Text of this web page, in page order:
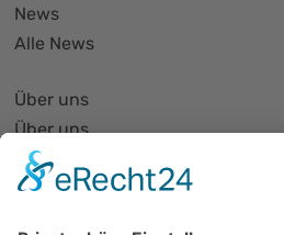
News
Alle News
Über uns
Über uns
PhotonicNet:work - 1.
Organisationsform